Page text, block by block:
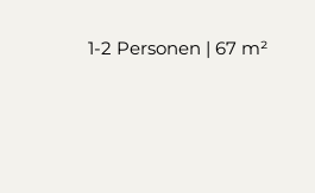
1-2 Personen | 67 m²